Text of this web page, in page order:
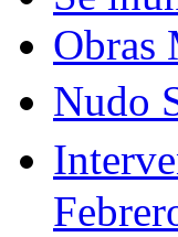
Obras
Nudo